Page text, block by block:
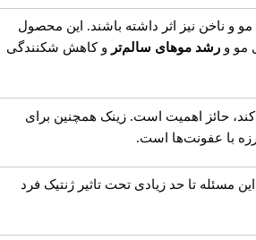
ناخن نیز اثر داشته باشند. این محصول
مو و رشد موهای سالم‌تر و کاهش شکنندگی
حائز اهمیت است. زینک همچنین برای
با عفونت‌ها است.
مسئله تا حد زیادی تحت تاثیر ژنتیک فرد